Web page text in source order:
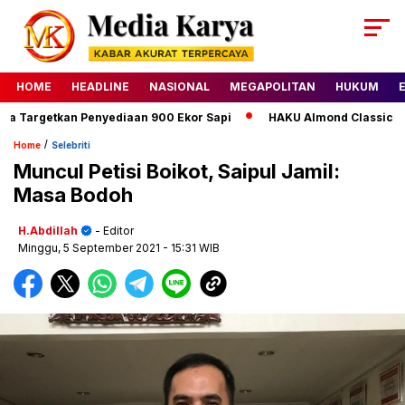
HOME HEADLINE NASIONAL MEGAPOLITAN HUKUM
Penyediaan 900 Ekor Sapi HAKU Almond Classic
Home / Selebriti
Muncul Petisi Boikot, Saipul Jamil:
Masa Bodoh
H.Abdillah
- Editor
Minggu, 5 September 2021 - 15:31 WIB